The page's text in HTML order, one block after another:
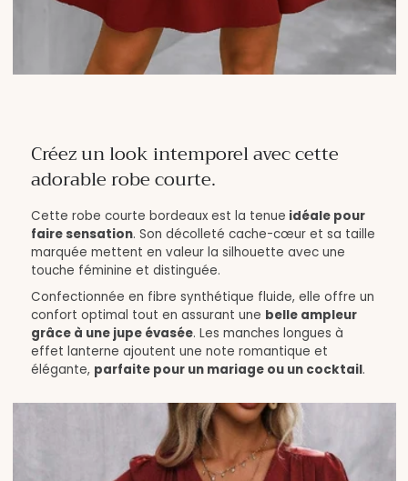
Créez un look intemporel avec cette
adorable robe courte.
Cette robe courte bordeaux est la tenue idéale pour
faire sensation. Son décolleté cache-cœur et sa taille
marquée mettent en valeur la silhouette avec une
touche féminine et distinguée.
Confectionnée en fibre synthétique fluide, elle offre un
confort optimal tout en assurant une belle ampleur
grâce à une jupe évasée. Les manches longues à
effet lanterne ajoutent une note romantique et
élégante, parfaite pour un mariage ou un cocktail.